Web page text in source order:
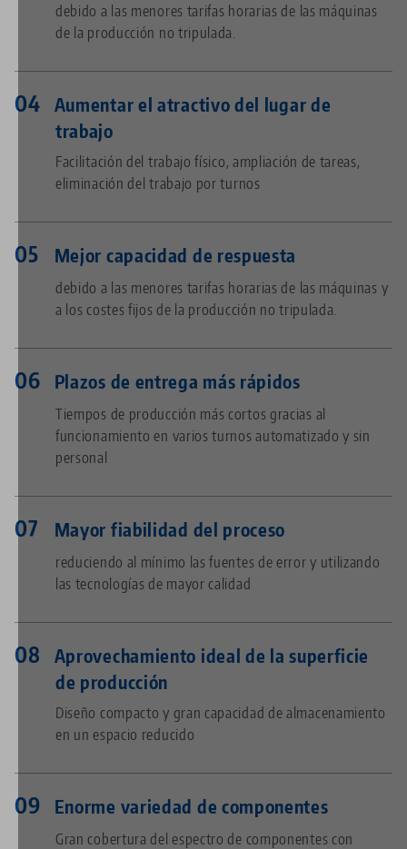
debido a las menores tarifas horarias de las máquinas
de la producción no tripulada.
Aumentar el atractivo del lugar de
trabajo
Facilitación del trabajo físico, ampliación de tareas,
eliminación del trabajo por turnos
Mejor capacidad de respuesta
debido a las menores tarifas horarias de las máquinas y
a los costes fijos de la producción no tripulada.
Plazos de entrega más rápidos
Tiempos de producción más cortos gracias al
funcionamiento en varios turnos automatizado y sin
personal
Mayor fiabilidad del proceso
reduciendo al mínimo las fuentes de error y utilizando
las tecnologías de mayor calidad
Aprovechamiento ideal de la superficie
de producción
Diseño compacto y gran capacidad de almacenamiento
en un espacio reducido
Enorme variedad de componentes
Gran cobertura del espectro de componentes con